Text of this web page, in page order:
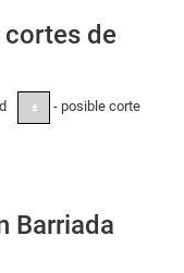
cortes de
± - posible corte
Barriada